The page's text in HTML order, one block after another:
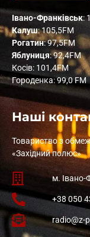
Івано-Франківськ:
Калуш: 105,5FM
Рогатин: 97,5FM
Яблуниця: 92,4FM
Косів: 101,4FM
Городенка: 99,0 FM
Наші
Товариство з
«Західний полюс»
м. Івано-
+38 050
radio@z-